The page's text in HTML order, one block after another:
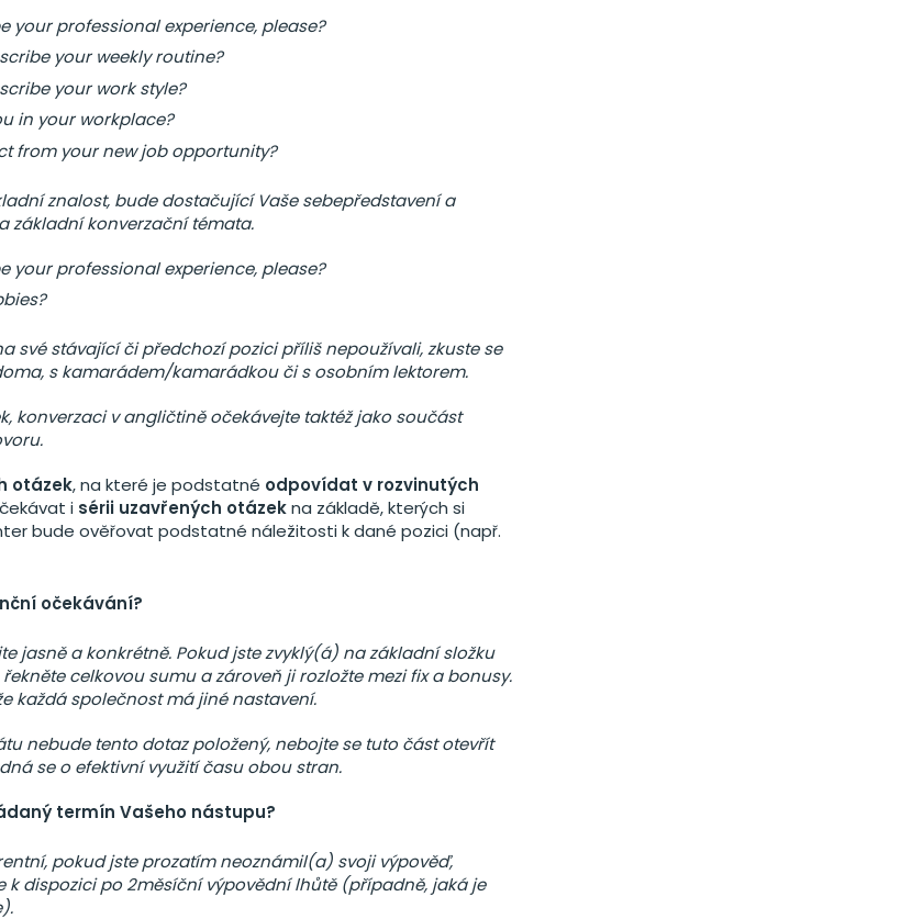
your professional experience, please?
your weekly routine?
your work style?
in your workplace?
from your new job opportunity?
znalost, bude dostačující Vaše sebepředstavení a
základní konverzační témata.
your professional experience, please?
své stávající či předchozí pozici příliš nepoužívali, zkuste se
s kamarádem/kamarádkou či s osobním lektorem.
konverzaci v angličtině očekávejte taktéž jako součást
otázek, na které je podstatné odpovídat v rozvinutých
i sérii uzavřených otázekna základě, kterých si
bude ověřovat podstatné náležitosti k dané pozici (např.
očekávání?
jasně a konkrétně. Pokud jste zvyklý(á) na základní složku
celkovou sumu a zároveň ji rozložte mezi fix a bonusy.
každá společnost má jiné nastavení.
nebude tento dotaz položený, nebojte se tuto část otevřít
se o efektivní využití času obou stran.
termín Vašeho nástupu?
pokud jste prozatím neoznámil(a) svoji výpověď,
k dispozici po 2měsíční výpovědní lhůtě (případně, jaká je